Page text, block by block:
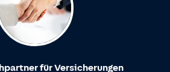
für Versicherungen